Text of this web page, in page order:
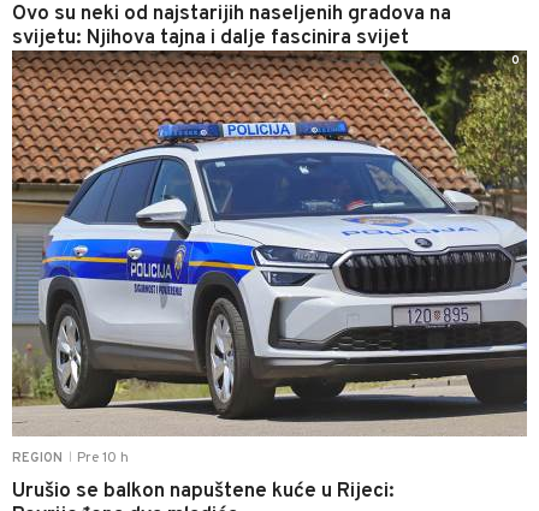
Ovo su neki od najstarijih naseljenih gradova na
svijetu: Njihova tajna i dalje fascinira svijet
REGION Pre 10 h
Urušio se balkon napuštene kuće u Rijeci:
0